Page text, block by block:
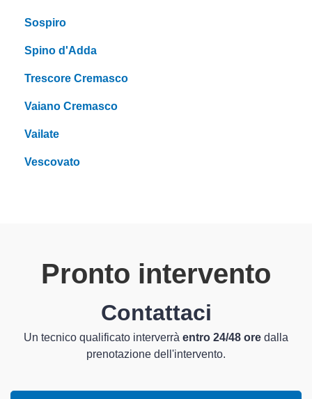
Sospiro
Spino d'Adda
Trescore Cremasco
Vaiano Cremasco
Vailate
Vescovato
Pronto intervento
Contattaci
Un tecnico qualificato interverrà entro 24/48 ore dalla
prenotazione dell'intervento.